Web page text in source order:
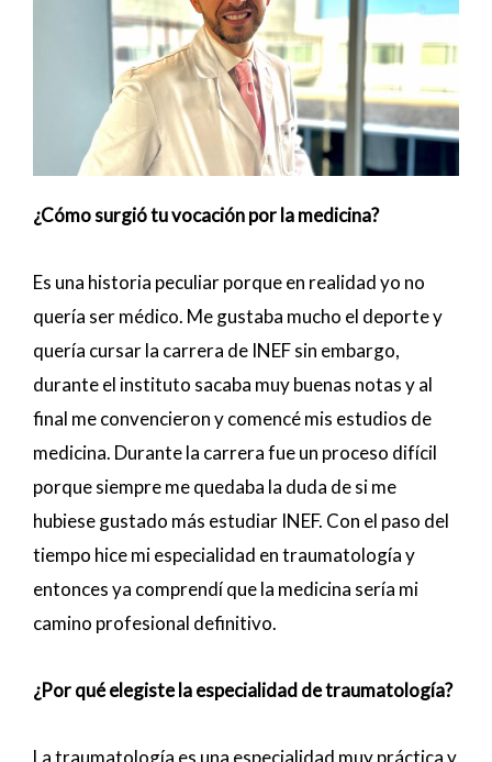
¿Cómo surgió tu vocación por la medicina?
Es una historia peculiar porque en realidad yo no
quería ser médico. Me gustaba mucho el deporte y
quería cursar la carrera de INEF sin embargo,
durante el instituto sacaba muy buenas notas y al
final me convencieron y comencé mis estudios de
medicina. Durante la carrera fue un proceso difícil
porque siempre me quedaba la duda de si me
hubiese gustado más estudiar INEF. Con el paso del
tiempo hice mi especialidad en traumatología y
entonces ya comprendí que la medicina sería mi
camino profesional definitivo.
¿Por qué elegiste la especialidad de traumatología?
La traumatología es una especialidad muy práctica y